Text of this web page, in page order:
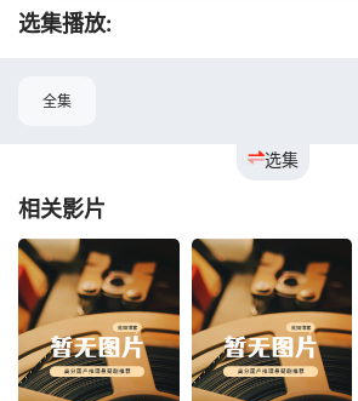
选集播放:
选集
全集
相关影片